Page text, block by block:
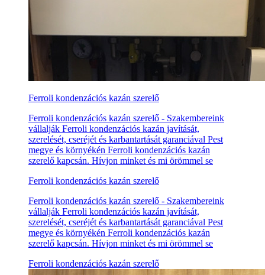
Ferroli kondenzációs kazán szerelő
Ferroli kondenzációs kazán szerelő - Szakembereink
vállalják Ferroli kondenzációs kazán javítását,
szerelését, cseréjét és karbantartását garanciával Pest
megye és környékén Ferroli kondenzációs kazán
szerelő kapcsán. Hívjon minket és mi örömmel se
Ferroli kondenzációs kazán szerelő
Ferroli kondenzációs kazán szerelő - Szakembereink
vállalják Ferroli kondenzációs kazán javítását,
szerelését, cseréjét és karbantartását garanciával Pest
megye és környékén Ferroli kondenzációs kazán
szerelő kapcsán. Hívjon minket és mi örömmel se
Ferroli kondenzációs kazán szerelő